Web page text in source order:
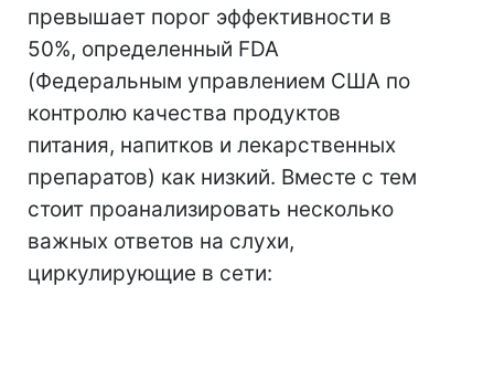
превышает порог эффективности в
50%, определенный FDA
(Федеральным управлением США по
контролю качества продуктов
питания, напитков и лекарственных
препаратов) как низкий. Вместе с тем
стоит проанализировать несколько
важных ответов на слухи,
циркулирующие в сети: